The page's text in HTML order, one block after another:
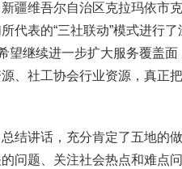
疆维吾尔自治区克拉玛依市
代表的“三社联动”模式进行
望继续进一步扩大服务覆盖
、社工协会行业资源，真正
结讲话，充分肯定了五地的
问题、关注社会热点和难点